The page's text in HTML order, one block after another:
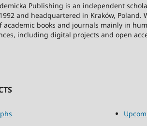
Publishing is an independent
and headquartered in Kraków, Poland.
academic books and journals mainly in
including digital projects and open